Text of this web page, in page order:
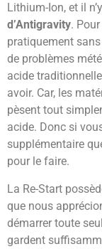
Lithium-Ion, et il
d’Antigravity.
pratiquement
de problèmes
acide
avoir. Car, les
pèsent tout
acide. Donc si
supplémentaire
pour le faire.
La Re-Start
que nous
démarrer toute
gardent